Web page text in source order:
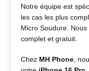
Notre équipe est
les cas les plus
Micro Soudure.
complet et gratuit.
Chez MH Phone ,